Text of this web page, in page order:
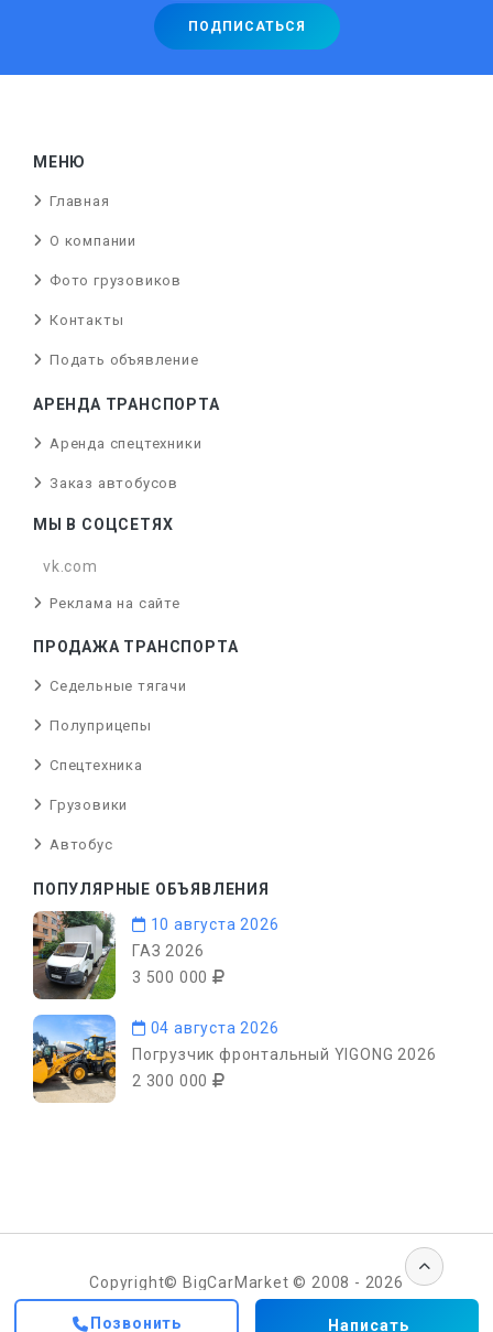
Позвонить Написать
МЕНЮ
Главная
О компании
Фото грузовиков
Контакты
Подать объявление
АРЕНДА ТРАНСПОРТА
Аренда спецтехники
Заказ автобусов
МЫ В СОЦСЕТЯХ
vk.com
Реклама на сайте
ПРОДАЖА ТРАНСПОРТА
Седельные тягачи
Полуприцепы
Спецтехника
Грузовики
Автобус
ПОПУЛЯРНЫЕ ОБЪЯВЛЕНИЯ
10 августа 2026
ГАЗ 2026
3 500 000
04 августа 2026
Погрузчик фронтальный YIGONG 2026
2 300 000
Copyright© BigCarMarket © 2008 - 2026